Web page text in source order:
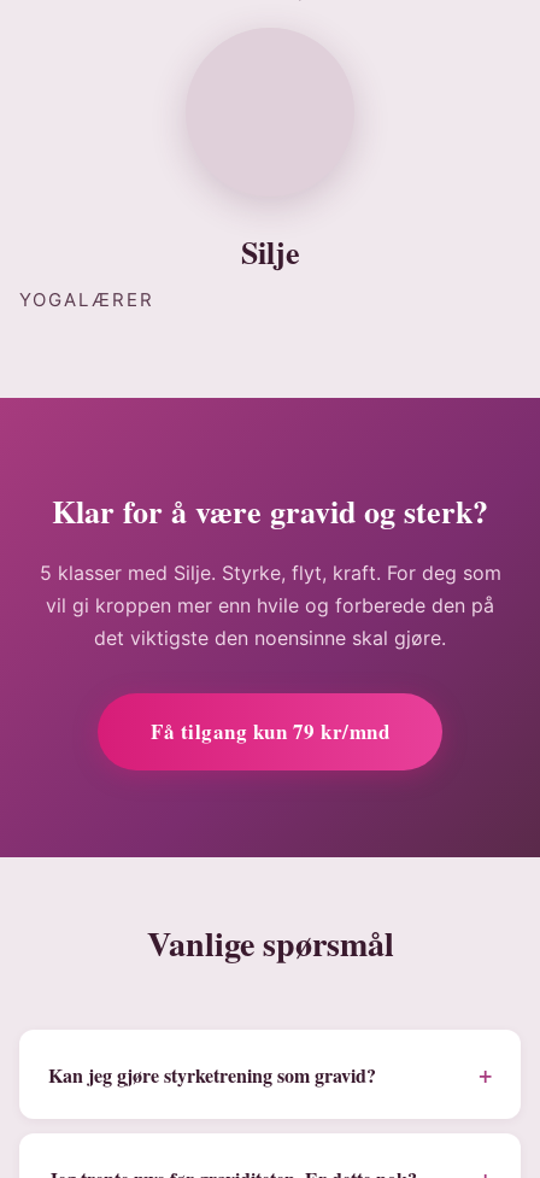
Silje
YOGALÆRER
Klar for å være gravid og sterk?
5 klasser med Silje. Styrke, flyt, kraft. For deg som
vil gi kroppen mer enn hvile og forberede den på
det viktigste den noensinne skal gjøre.
Få tilgang kun 79 kr/mnd
Vanlige spørsmål
Kan jeg gjøre styrketrening som gravid? +